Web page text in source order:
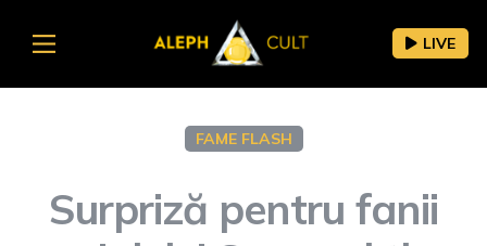
LIVE
FAME FLASH
Surpriză pentru fanii